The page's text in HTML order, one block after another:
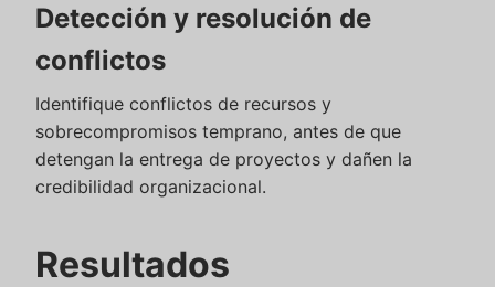
Detección y resolución de
conflictos
Identifique conflictos de recursos y
sobrecompromisos temprano, antes de que
detengan la entrega de proyectos y dañen la
credibilidad organizacional.
Resultados